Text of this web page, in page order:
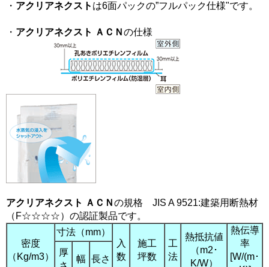
・ アクリアネクスト は6面パックの”フルパック仕様"です。
・ アクリアネクスト ＡＣＮの仕様
アクリアネクスト ＡＣＮの規格 JIS A 9521:建築用断熱材
（F☆☆☆☆）の認証製品です。
密度
（Kg/m3）
寸法（mm）
入
数
施工
坪数
工
法
熱抵抗値
（m2･
K/W）
熱伝導
率
[W/(m･
厚
幅 長さ